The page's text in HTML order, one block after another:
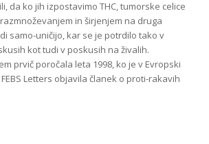
da ko jih izpostavimo THC, tumorske celice
in širjenjem na druga
samo-uničijo, kar se je potrdilo tako v
kot tudi v poskusih na živalih.
prvič poročala leta 1998, ko je v Evropski
Letters objavila članek o proti-rakavih